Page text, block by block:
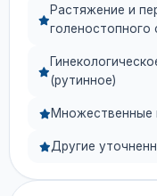
Растяжение и
голеностопного
(рутинное)
Множественные
Другие